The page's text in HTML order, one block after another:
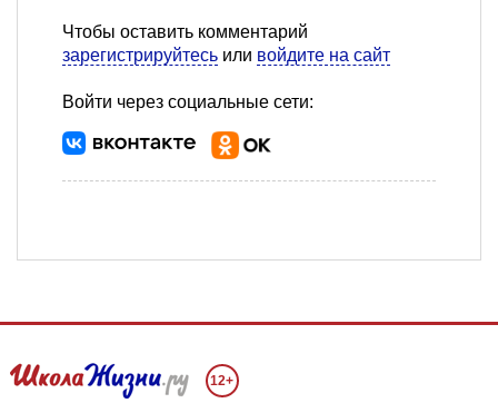
Чтобы оставить комментарий
зарегистрируйтесь или войдите на сайт
Войти через социальные сети:
12+